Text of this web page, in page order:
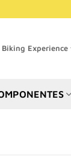
Biking Experience